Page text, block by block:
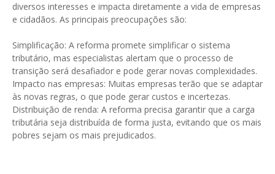
diversos interesses e impacta diretamente a vida de empresas
e cidadãos. As principais preocupações são:
Simplificação: A reforma promete simplificar o sistema
tributário, mas especialistas alertam que o processo de
transição será desafiador e pode gerar novas complexidades.
Impacto nas empresas: Muitas empresas terão que se adaptar
às novas regras, o que pode gerar custos e incertezas.
Distribuição de renda: A reforma precisa garantir que a carga
tributária seja distribuída de forma justa, evitando que os mais
pobres sejam os mais prejudicados.